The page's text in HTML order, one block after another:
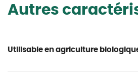
Autres
Utilisable en agriculture